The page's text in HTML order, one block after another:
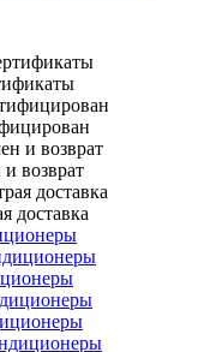
возврат
доставка